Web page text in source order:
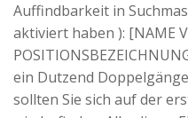
Auffindbarkeit in
aktiviert haben ): [NAME
ein Dutzend
sollten Sie sich auf der